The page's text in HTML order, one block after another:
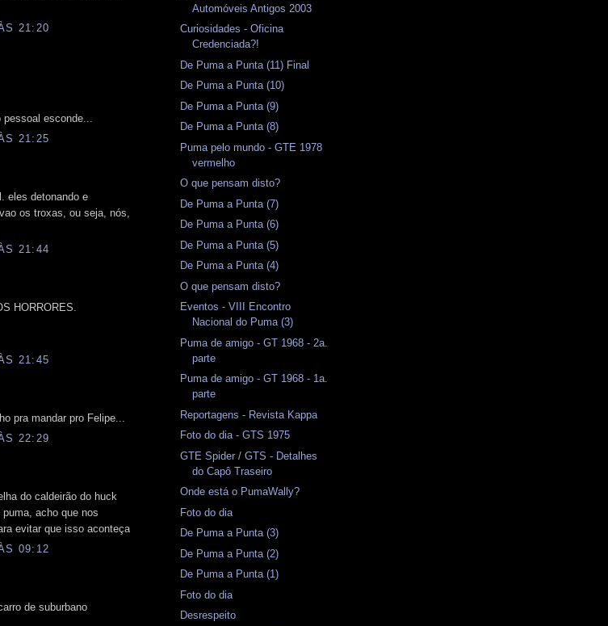
21:20
esconde...
21:25
eles detonando e
os troxas, ou seja, nós,
21:44
HORRORES.
21:45
pra mandar pro Felipe...
22:29
do caldeirão do huck
acho que nos
evitar que isso aconteça
09:12
de suburbano
Automóveis Antigos 2003
Curiosidades - Oficina
Credenciada?!
De Puma a Punta (11) Final
De Puma a Punta (10)
De Puma a Punta (9)
De Puma a Punta (8)
Puma pelo mundo - GTE 1978
vermelho
O que pensam disto?
De Puma a Punta (7)
De Puma a Punta (6)
De Puma a Punta (5)
De Puma a Punta (4)
O que pensam disto?
Eventos - VIII Encontro
Nacional do Puma (3)
Puma de amigo - GT 1968 - 2a.
parte
Puma de amigo - GT 1968 - 1a.
parte
Reportagens - Revista Kappa
Foto do dia - GTS 1975
GTE Spider / GTS - Detalhes
do Capô Traseiro
Onde está o PumaWally?
Foto do dia
De Puma a Punta (3)
De Puma a Punta (2)
De Puma a Punta (1)
Foto do dia
Desrespeito